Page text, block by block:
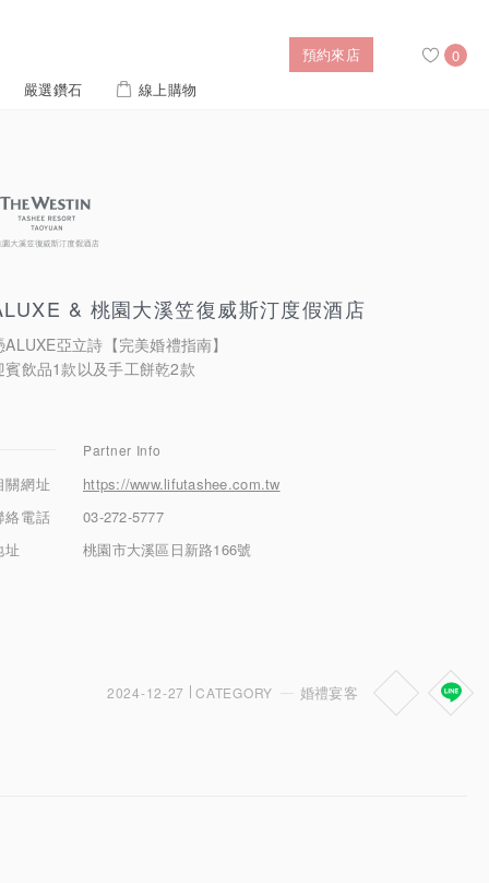
嚴選鑽石 線上購物
預約來店 0
璀燦擁抱
對戒 風格戒指
迪士尼公主系列
黃金項鍊
售後服務
婚禮優惠
搜尋
& 桃園大溪笠復威斯汀度假酒店
ALUXE亞立詩【完美婚禮指南】
賓飲品1款以及手工餅乾2款
Partner Info
關網址
https://www.lifutashee.com.tw
絡電話
03-272-5777
址
桃園市大溪區日新路166號
2024-12-27 CATEGORY 婚禮宴客